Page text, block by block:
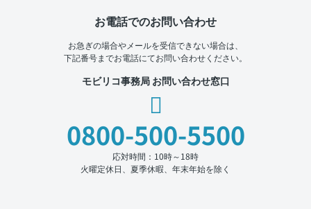
お電話でのお問い合わせ
お急ぎの場合やメールを受信できない場合は、
下記番号までお電話にてお問い合わせください。
モビリコ事務局 お問い合わせ窓口
0800-500-5500
応対時間：10時～18時
火曜定休日、夏季休暇、年末年始を除く